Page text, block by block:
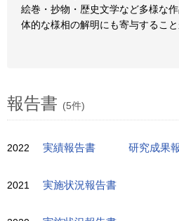
絵巻・抄物・歴史文学など多様な
体的な様相の解明にも寄与すること
報告書 (5件)
2022 実績報告書 研究成果
2021 実施状況報告書